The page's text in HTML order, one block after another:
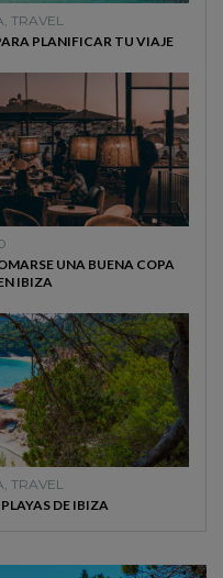
, TRAVEL
PLANIFICAR TU VIAJE
UNA BUENA COPA
IBIZA
, TRAVEL
DE IBIZA